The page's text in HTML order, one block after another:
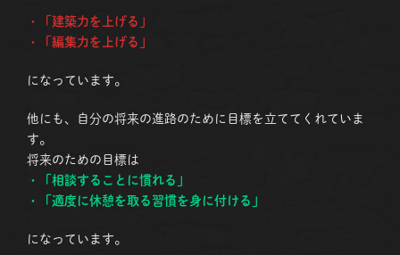
・「建築力を上げる」
・「編集力を上げる」
になっています。
他にも、自分の将来の進路のために目標を立ててくれていま
す。
将来のための目標は
・「相談することに慣れる」
・「適度に休憩を取る習慣を身に付ける」
になっています。